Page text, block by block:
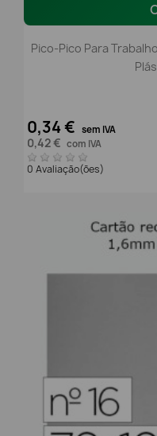
Pico-Pico Para
0,34 € sem IVA
0,42 € com IVA
0 Avaliação(ões)